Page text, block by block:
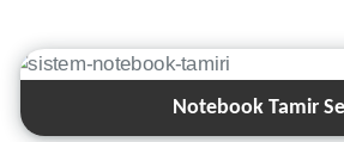
Notebook Tamir